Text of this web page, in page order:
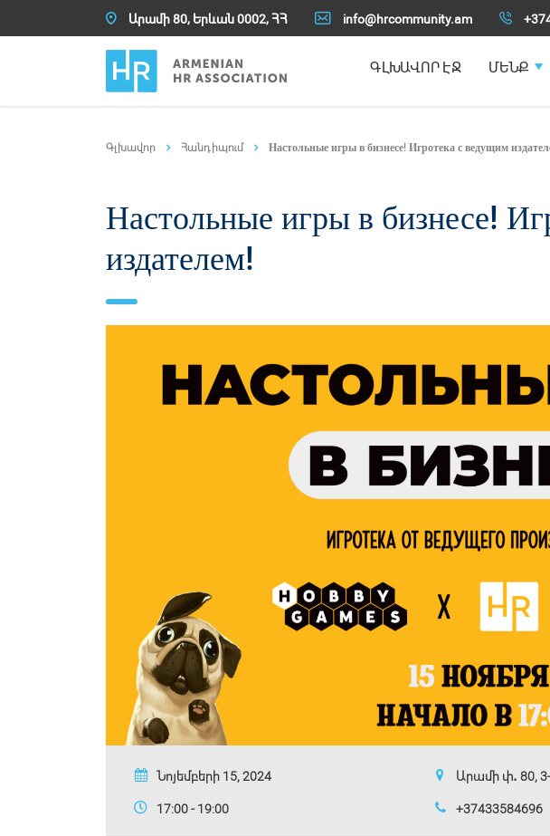
Արամի 80, Երևան 0002, ՀՀ info@hrcommunity.am
ԳԼԽԱՎՈՐ ԷՋ ՄԵՆՔ
Հանդիպում Настольные игры в бизнесе! Игротека с ведущим
Настольные игры в бизнесе!
издателем!
Նոյեմբերի 15, 2024
17:00 - 19:00
Արամի փ․ 80,
+37433584696